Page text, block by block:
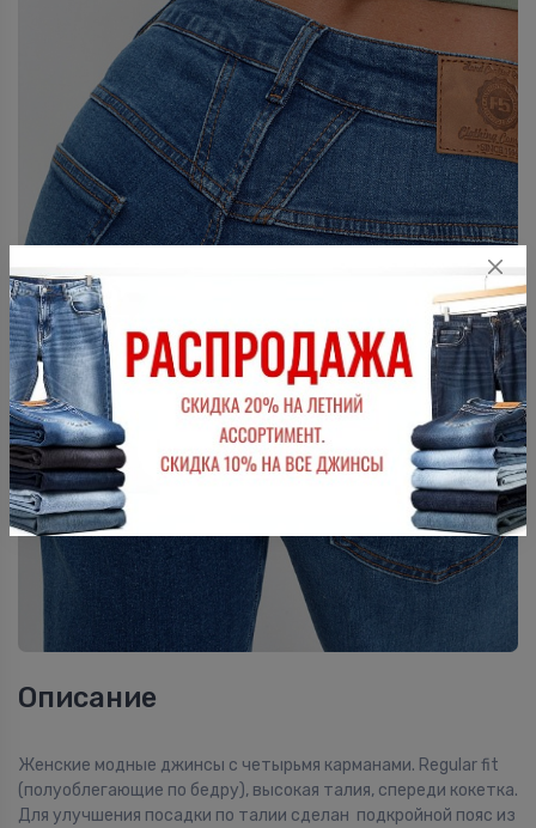
Описание
Женские модные джинсы с четырьмя карманами. Regular fit
(полуоблегающие по бедру), высокая талия, спереди кокетка.
Для улучшения посадки по талии сделан подкройной пояс из